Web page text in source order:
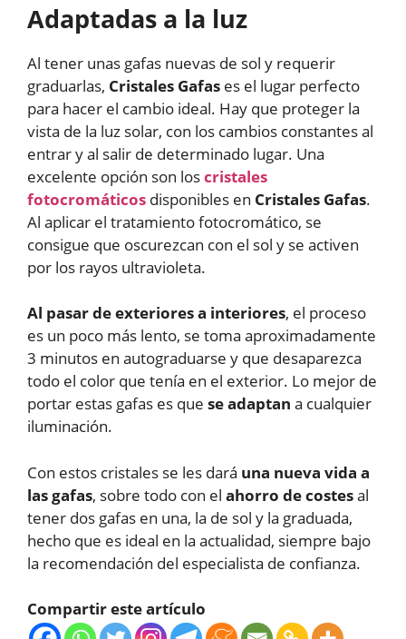
Adaptadas a la luz
Al tener unas gafas nuevas de sol y requerir
graduarlas, Cristales Gafas es el lugar perfecto
para hacer el cambio ideal. Hay que proteger la
vista de la luz solar, con los cambios constantes al
entrar y al salir de determinado lugar. Una
excelente opción son loscristales
fotocromáticos disponibles en Cristales Gafas.
Al aplicar el tratamiento fotocromático, se
consigue que oscurezcan con el sol y se activen
por los rayos ultravioleta.
Al pasar de exteriores a interiores, el proceso
es un poco más lento, se toma aproximadamente
3 minutos en autograduarse y que desaparezca
todo el color que tenía en el exterior. Lo mejor de
portar estas gafas es que se adaptan a cualquier
iluminación.
Con estos cristales se les dará una nueva vida a
las gafas, sobre todo con el ahorro de costesal
tener dos gafas en una, la de sol y la graduada,
hecho que es ideal en la actualidad, siempre bajo
la recomendación del especialista de confianza.
Compartir este artículo